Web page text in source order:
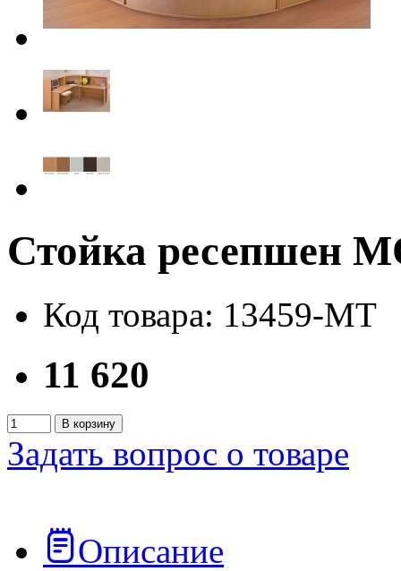
Стойка ресепшен
Код товара: 13459-MT
11 620
В корзину
Задать вопрос о товаре
Описание